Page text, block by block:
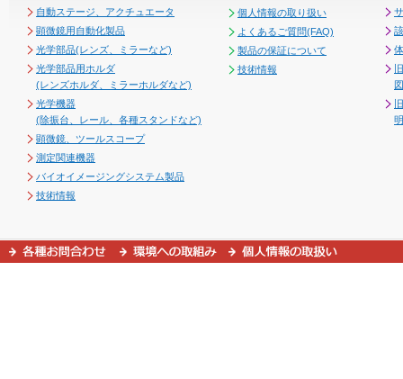
自動ステージ、アクチュエータ
顕微鏡用自動化製品
光学部品(レンズ、ミラーなど)
光学部品用ホルダ
(レンズホルダ、ミラーホルダなど)
光学機器
(除振台、レール、各種スタンドなど)
顕微鏡、ツールスコープ
測定関連機器
バイオイメージングシステム製品
技術情報
個人情報の取り扱い
よくあるご質問(FAQ)
製品の保証について
技術情報